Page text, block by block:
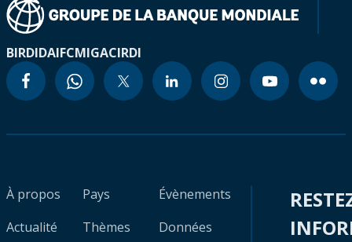
BIRDIDAIFCMIGACIRDI
À propos
Actualité
Pays
Thèmes
Évènements
Données